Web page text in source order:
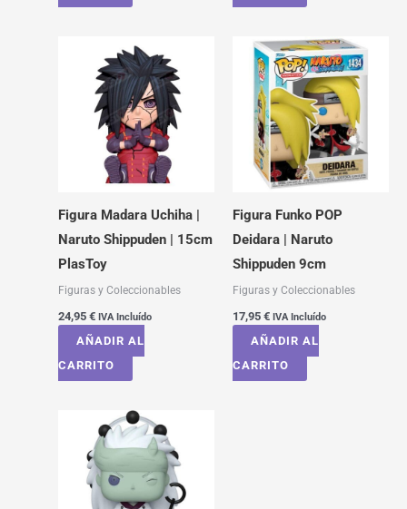
Figura Madara Uchiha |
Naruto Shippuden | 15cm
PlasToy
Figuras y Coleccionables
24,95 € IVA Incluído
AÑADIR AL
CARRITO
Figura Funko POP
Deidara | Naruto
Shippuden 9cm
Figuras y Coleccionables
17,95 € IVA Incluído
AÑADIR AL
CARRITO